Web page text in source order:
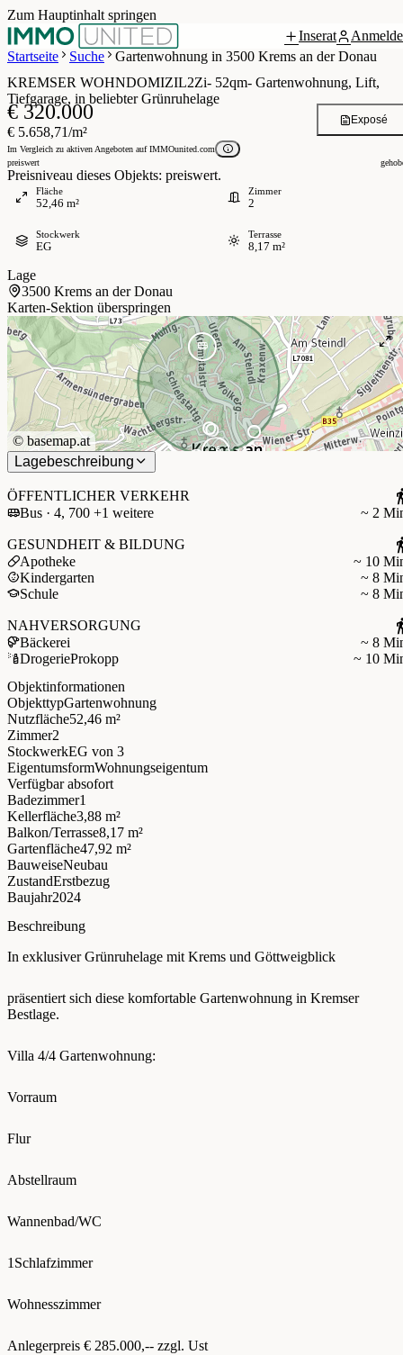
Zum Hauptinhalt springen
Inserat
Startseite
Suche Gartenwohnung in 3500 Krems an der Donau
KREMSER WOHNDOMIZIL2Zi- 52qm- Gartenwohnung, Lift,
Tiefgarage, in beliebter Grünruhelage
€ 320.000
€ 5.658,71/m²
Im Vergleich zu aktiven Angeboten auf IMMOunited.com
preiswert
Preisniveau dieses Objekts: preiswert.
Exposé
Fläche
52,46 m²
Zimmer
2
Stockwerk
EG
Terrasse
8,17 m²
Lage
3500 Krems an der Donau
Karten-Sektion überspringen
© basemap.at
Lagebeschreibung
ÖFFENTLICHER VERKEHR
Bus · 4, 700 +1 weitere
~ 2
GESUNDHEIT & BILDUNG
Apotheke
~ 10
Kindergarten
~ 8
Schule
~ 8
NAHVERSORGUNG
Bäckerei
~ 8
DrogerieProkopp
~ 10
Objektinformationen
ObjekttypGartenwohnung
Nutzfläche52,46 m²
Zimmer2
StockwerkEG von 3
EigentumsformWohnungseigentum
Verfügbar absofort
Badezimmer1
Kellerfläche3,88 m²
Balkon/Terrasse8,17 m²
Gartenfläche47,92 m²
BauweiseNeubau
ZustandErstbezug
Baujahr2024
Beschreibung
In exklusiver Grünruhelage mit Krems und Göttweigblick
präsentiert sich diese komfortable Gartenwohnung in Kremser
Bestlage.
Villa 4/4 Gartenwohnung:
Vorraum
Flur
Abstellraum
Wannenbad/WC
1Schlafzimmer
Wohnesszimmer
Anlegerpreis € 285.000,-- zzgl. Ust